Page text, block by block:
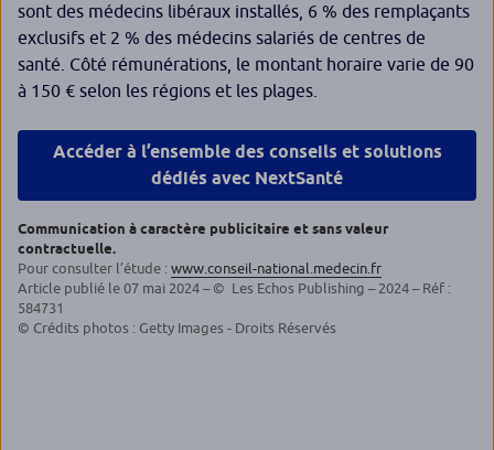
sont des médecins libéraux installés, 6 % des remplaçants
exclusifs et 2 % des médecins salariés de centres de
santé. Côté rémunérations, le montant horaire varie de 90
à 150 € selon les régions et les plages.
Accéder à l’ensemble des conseils et solutions
dédiés avec NextSanté
Communication à caractère publicitaire et sans valeur
contractuelle.
Pour consulter l’étude :www.conseil-national.medecin.fr
Article publié le 07 mai 2024 – © Les Echos Publishing – 2024 – Réf :
584731
© Crédits photos : Getty Images - Droits Réservés